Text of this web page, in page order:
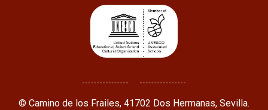
© Camino de los Frailes, 41702 Dos Hermanas, Sevilla.